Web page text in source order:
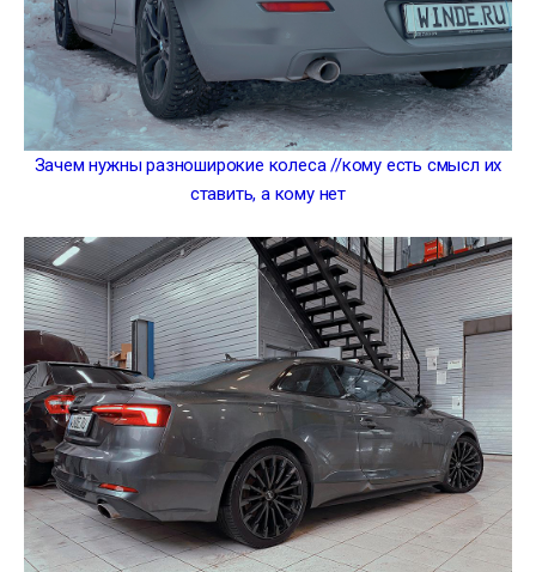
Зачем нужны разноширокие колеса //кому есть смысл их
ставить, а кому нет